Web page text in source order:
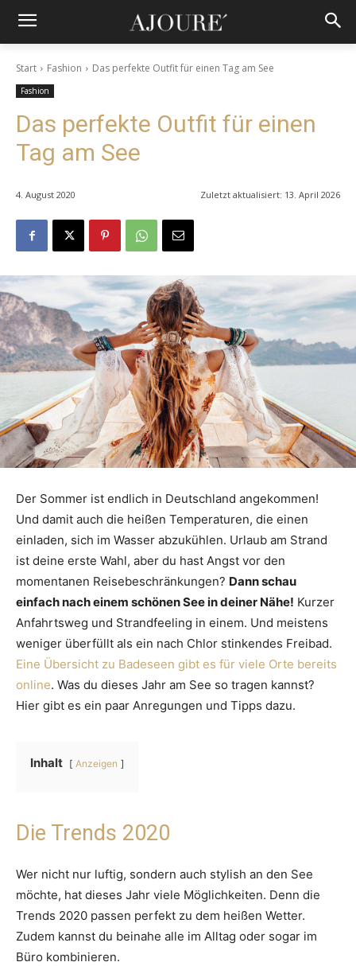
Start Fashion Das perfekte Outfit für einen Tag am See
Fashion
Das perfekte Outfit für einen
Tag am See
4. August 2020 Zuletzt aktualisiert: 13. April 2026
Der Sommer ist endlich in Deutschland angekommen!
Und damit auch die heißen Temperaturen, die einen
einladen, sich im Wasser abzukühlen. Urlaub am Strand
ist deine erste Wahl, aber du hast Angst vor den
momentanen Reisebeschränkungen? Dann schau
einfach nach einem schönen See in deiner Nähe! Kurzer
Anfahrtsweg und Strandfeeling in einem. Und meistens
weniger überfüllt als ein nach Chlor stinkendes Freibad.
Eine Übersicht zu Badeseen gibt es für viele Orte bereits
online. Was du dieses Jahr am See so tragen kannst?
Hier gibt es ein paar Anregungen und Tipps dazu.
Inhalt Anzeigen
Die Trends 2020
Wer nicht nur luftig, sondern auch stylish an den See
möchte, hat dieses Jahr viele Möglichkeiten. Denn die
Trends 2020 passen perfekt zu dem heißen Wetter.
Zudem kannst du beinahe alle im Alltag oder sogar im
Büro kombinieren.